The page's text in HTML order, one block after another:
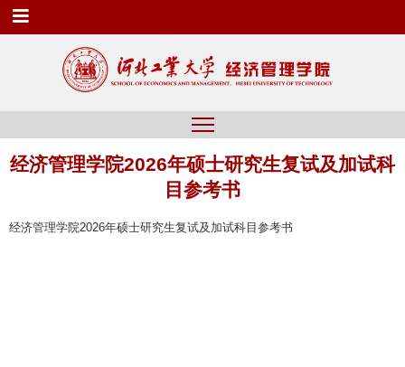
经济管理学院2026年硕士研究生复试及加试科
目参考书
经济管理学院2026年硕士研究生复试及加试科目参考书